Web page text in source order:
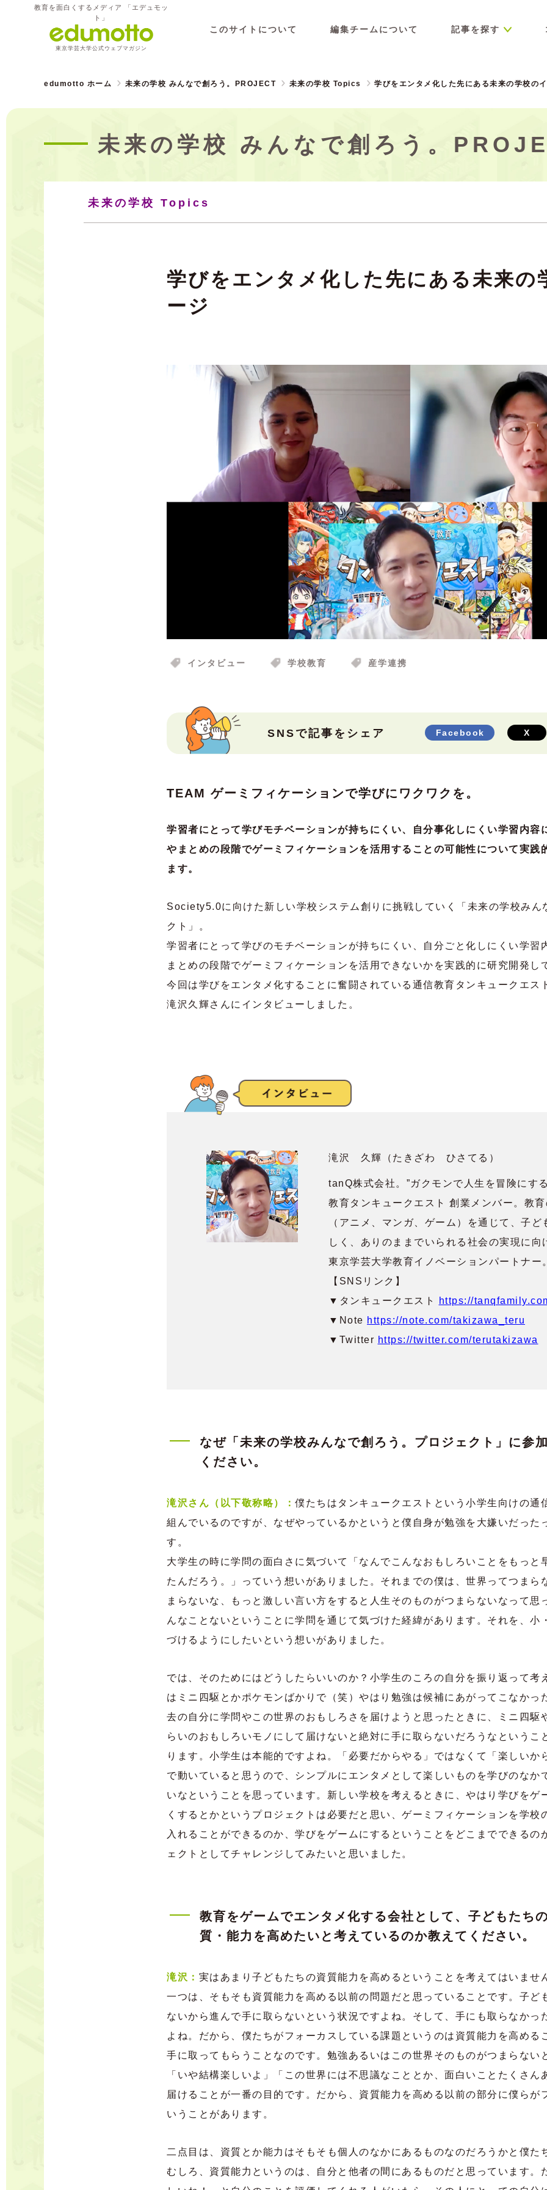
教育を面白くするメディア 「エデュモッ
ト」
東京学芸大学公式ウェブマガジン
このサイトについて 編集チームについて 記事を探す
edumotto ホーム 未来の学校 みんなで創ろう。PROJECT 未来の学校 Topics 学びをエンタメ化した先にある未来の学校の
未来の学校 みんなで創ろう。
未来の学校 Topics
学びをエンタメ化した先にある未来の
ージ
インタビュー 学校教育 産学連携
SNSで記事をシェア Facebook X
TEAM ゲーミフィケーションで学びにワクワクを。
学習者にとって学びモチベーションが持ちにくい、自分事化しにくい学習内容
やまとめの段階でゲーミフィケーションを活用することの可能性について実践
ます。
Society5.0に向けた新しい学校システム創りに挑戦していく「未来の学校みん
クト」。
学習者にとって学びのモチベーションが持ちにくい、自分ごと化しにくい学習
まとめの段階でゲーミフィケーションを活用できないかを実践的に研究開発し
今回は学びをエンタメ化することに奮闘されている通信教育タンキュークエス
滝沢久輝さんにインタビューしました。
滝沢 久輝（たきざわ ひさてる）
tanQ株式会社。”ガクモンで人生を冒険にす
教育タンキュークエスト 創業メンバー。教
（アニメ、マンガ、ゲーム）を通じて、子ど
しく、ありのままでいられる社会の実現に向
東京学芸大学教育イノベーションパートナー
【SNSリンク】
▼タンキュークエスト
https://
▼Note https://note.com/takizawa_teru
▼Twitter https://twitter.com/terutakizawa
なぜ「未来の学校みんなで創ろう。プロジェクト」に参
ください。
滝沢さん（以下敬称略）： 僕たちはタンキュークエストという小学生向けの通
組んでいるのですが、なぜやっているかというと僕自身が勉強を大嫌いだった
す。
大学生の時に学問の面白さに気づいて「なんでこんなおもしろいことをもっと
たんだろう。」っていう想いがありました。それまでの僕は、世界ってつまら
まらないな、もっと激しい言い方をすると人生そのものがつまらないなって思
んなことないということに学問を通じて気づけた経緯があります。それを、小
づけるようにしたいという想いがありました。
では、そのためにはどうしたらいいのか？小学生のころの自分を振り返って考
はミニ四駆とかポケモンばかりで（笑）やはり勉強は候補にあがってこなかっ
去の自分に学問やこの世界のおもしろさを届けようと思ったときに、ミニ四駆
らいのおもしろいモノにして届けないと絶対に手に取らないだろうなというこ
ります。小学生は本能的ですよね。「必要だからやる」ではなくて「楽しいか
で動いていると思うので、シンプルにエンタメとして楽しいものを学びのなか
いなということを思っています。新しい学校を考えるときに、やはり学びをゲ
くするとかというプロジェクトは必要だと思い、ゲーミフィケーションを学校
入れることができるのか、学びをゲームにするということをどこまでできるの
ェクトとしてチャレンジしてみたいと思いました。
教育をゲームでエンタメ化する会社として、子どもたち
質・能力を高めたいと考えているのか教えてください。
滝沢： 実はあまり子どもたちの資質能力を高めるということを考えてはいませ
一つは、そもそも資質能力を高める以前の問題だと思っていることです。子ど
ないから進んで手に取らないという状況ですよね。そして、手にも取らなかっ
よね。だから、僕たちがフォーカスしている課題というのは資質能力を高める
手に取ってもらうことなのです。勉強あるいはこの世界そのものがつまらない
「いや結構楽しいよ」「この世界には不思議なこととか、面白いことたくさん
届けることが一番の目的です。だから、資質能力を高める以前の部分に僕らが
いうことがあります。
二点目は、資質とか能力はそもそも個人のなかにあるものなのだろうかと僕た
むしろ、資質能力というのは、自分と他者の間にあるものだと思っています。